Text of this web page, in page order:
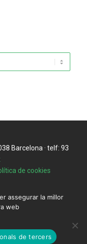
Barcelona · telf: 93
de cookies
assegurar la millor
web
de tercers